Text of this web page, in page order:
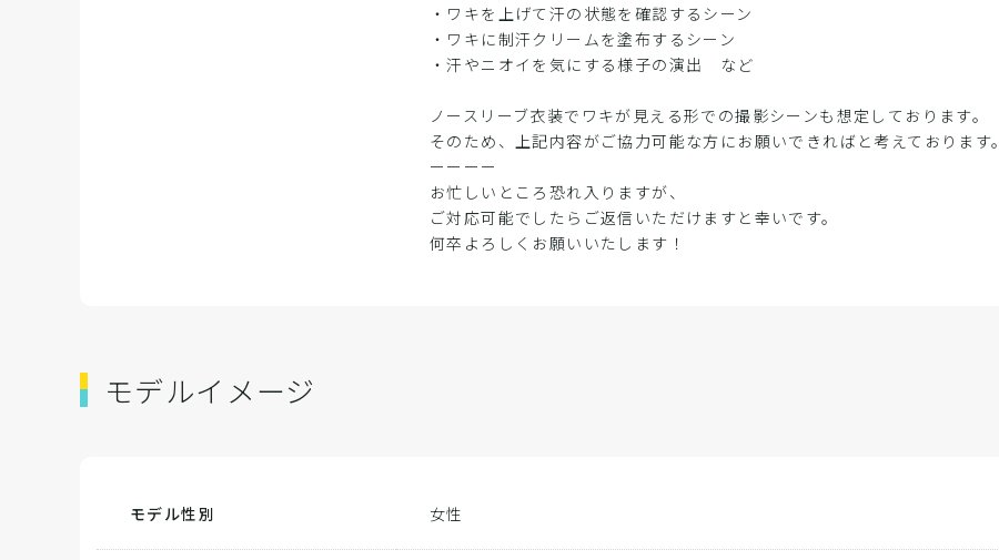
・ワキを上げて汗の状態を確認するシーン
・ワキに制汗クリームを塗布するシーン
・汗やニオイを気にする様子の演出 など
ノースリーブ衣装でワキが見える形での撮影シーンも想定しております。
そのため、上記内容がご協力可能な方にお願いできればと考えております。
ーーーー
お忙しいところ恐れ入りますが、
ご対応可能でしたらご返信いただけますと幸いです。
何卒よろしくお願いいたします！
モデルイメージ
モデル性別 女性